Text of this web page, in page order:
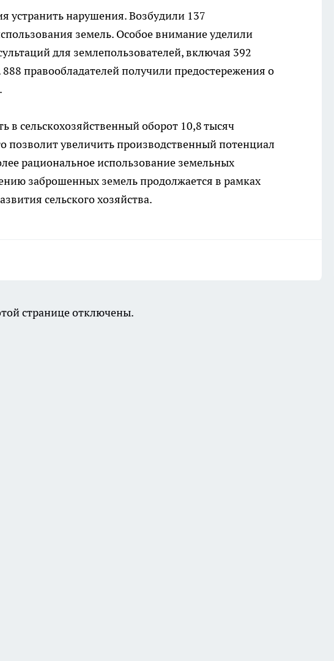
устранить нарушения. Возбудили 137
земель. Особое внимание уделили
для землепользователей, включая 392
правообладателей получили предостережения о
в сельскохозяйственный оборот 10,8 тысяч
позволит увеличить производственный потенциал
рациональное использование земельных
заброшенных земель продолжается в рамках
сельского хозяйства.
странице отключены.